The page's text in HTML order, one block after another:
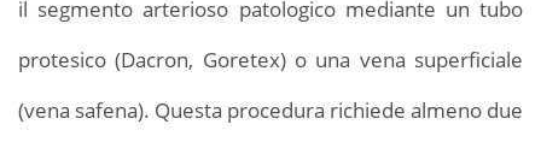
il segmento arterioso patologico mediante un tubo
protesico (Dacron, Goretex) o una vena superficiale
(vena safena). Questa procedura richiede almeno due